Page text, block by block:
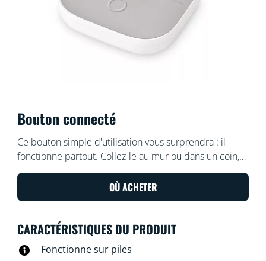
Bouton connecté
Ce bouton simple d'utilisation vous surprendra : il
fonctionne partout. Collez-le au mur ou dans un coin,
sans vis, ou posez-le sur une surface métallique grâce à
l'aimant qu'il contient. Emportez-le avec vous dans
votre maison et contrôlez vos lumières rapidement.
OÙ ACHETER
CARACTÉRISTIQUES DU PRODUIT
Fonctionne sur piles